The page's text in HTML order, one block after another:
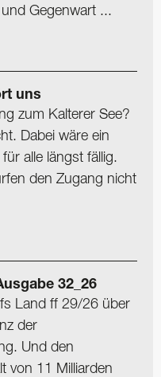
Gegenwart ...
uns
zum Kalterer See?
Dabei wäre ein
alle längst fällig.
den Zugang nicht
32_26
Land ff 29/26 über
der
Und den
von 11 Milliarden